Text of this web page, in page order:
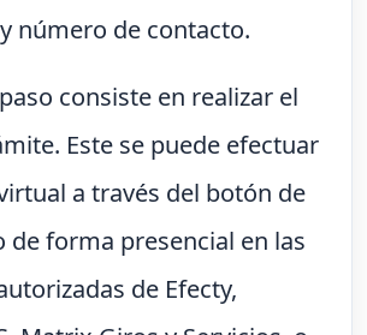
número de contacto.
consiste en realizar el
Este se puede efectuar
a través del botón de
de forma presencial en las
de Efecty,